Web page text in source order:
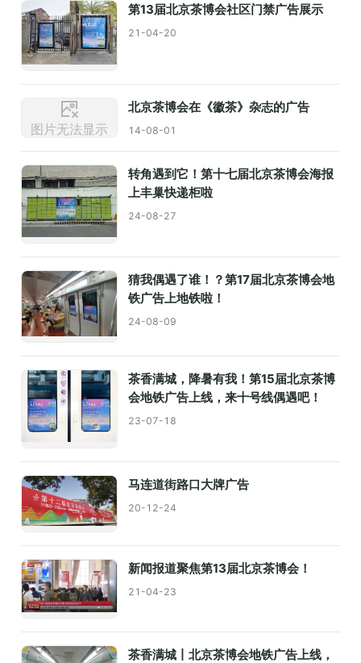
第13届北京茶博会社区门禁广告展示
21-04-20
图片无法显示
北京茶博会在《徽茶》杂志的广告
14-08-01
转角遇到它！第十七届北京茶博会海报
上丰巢快递柜啦
24-08-27
猜我偶遇了谁！？第17届北京茶博会地
铁广告上地铁啦！
24-08-09
茶香满城，降暑有我！第15届北京茶博
会地铁广告上线，来十号线偶遇吧！
23-07-18
马连道街路口大牌广告
20-12-24
新闻报道聚焦第13届北京茶博会！
21-04-23
茶香满城丨北京茶博会地铁广告上线，